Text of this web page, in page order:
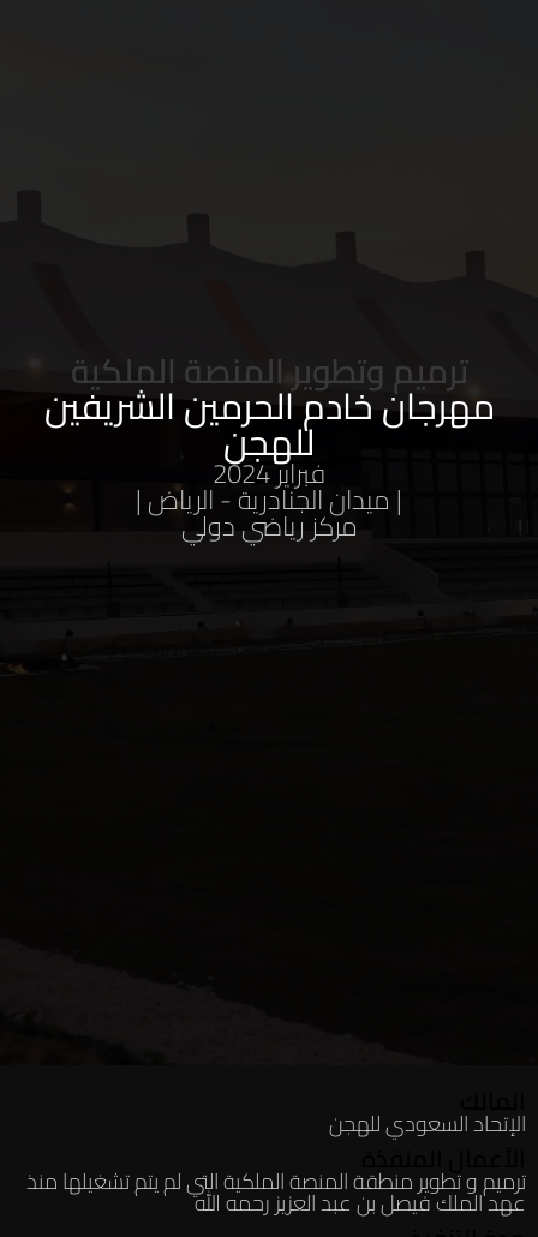
ترميم وتطوير المنصة الملكية
مهرجان خادم الحرمين الشريفين
للهجن
فبراير 2024
| ميدان الجنادرية - الرياض |
مركز رياضي دولي
الإتحاد السعودي للهجن
ترميم و تطوير منطقة المنصة الملكية التي لم يتم تشغيلها منذ
عهد الملك فيصل بن عبد العزيز رحمه الله